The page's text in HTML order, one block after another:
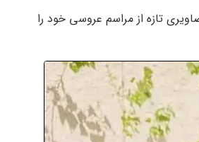
تازه از مراسم عروسی خود را